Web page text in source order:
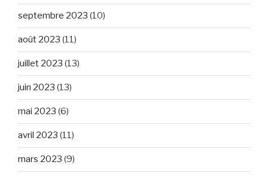
septembre 2023 (10)
août 2023 (11)
juillet 2023 (13)
juin 2023 (13)
mai 2023 (6)
avril 2023 (11)
mars 2023 (9)